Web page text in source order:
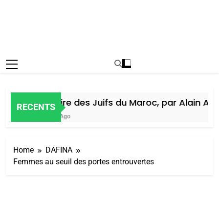
RECENTS
Histoire des Juifs du Maroc, par Alain Amiel
Home
DAFINA
Femmes au seuil des portes entrouvertes